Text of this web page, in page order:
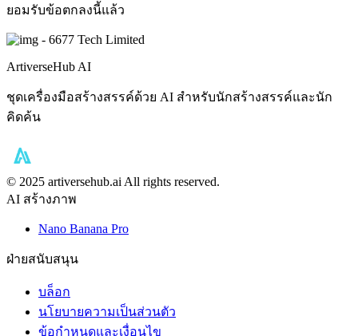
ยอมรับข้อตกลงนี้แล้ว
- 6677 Tech Limited
ArtiverseHub AI
ชุดเครื่องมือสร้างสรรค์ด้วย AI สำหรับนักสร้างสรรค์และนัก
คิดค้น
©️ 2025 artiversehub.ai All rights reserved.
AI สร้างภาพ
Nano Banana Pro
ฝ่ายสนับสนุน
บล็อก
นโยบายความเป็นส่วนตัว
ข้อกำหนดและเงื่อนไข